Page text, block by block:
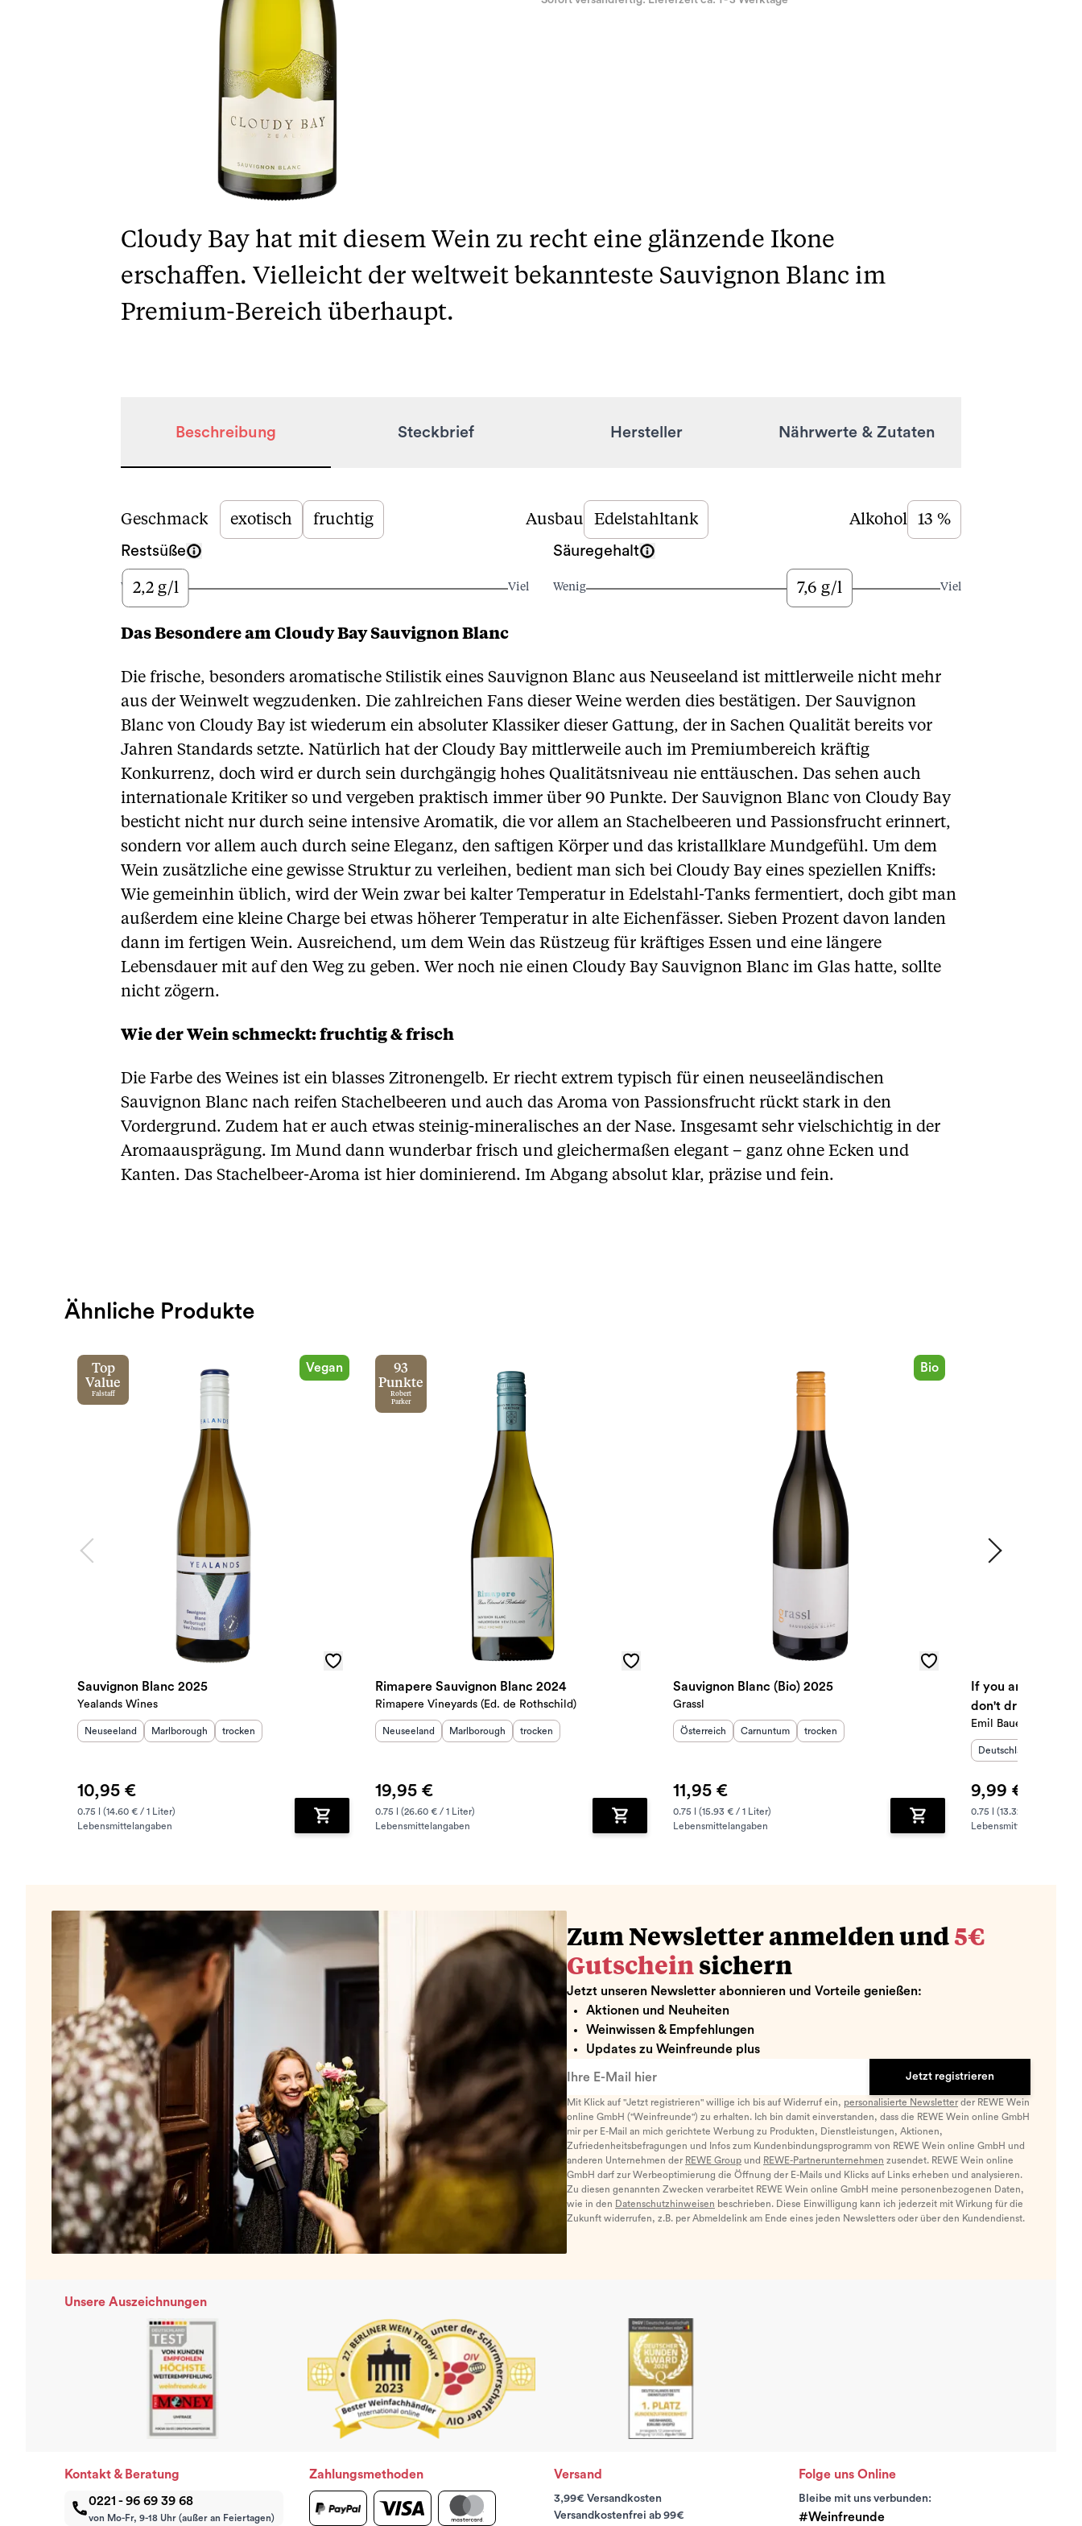
Cloudy Bay hat mit diesem Wein zu recht eine glänzende Ikone
erschaffen. Vielleicht der weltweit bekannteste Sauvignon Blanc im
Premium-Bereich überhaupt.
Beschreibung Steckbrief Hersteller Nährwerte & Zutaten
Beschreibung
Geschmack exotisch fruchtig Ausbau Edelstahltank Alkohol
13 %
Restsüße
Wenig
2,2 g/l Viel
Säuregehalt
Wenig 7,6 g/l Viel
Das Besondere am Cloudy Bay Sauvignon Blanc
Die frische, besonders aromatische Stilistik eines Sauvignon Blanc aus Neuseeland ist mittlerweile nicht mehr
aus der Weinwelt wegzudenken. Die zahlreichen Fans dieser Weine werden dies bestätigen. Der Sauvignon
Blanc von Cloudy Bay ist wiederum ein absoluter Klassiker dieser Gattung, der in Sachen Qualität bereits vor
Jahren Standards setzte. Natürlich hat der Cloudy Bay mittlerweile auch im Premiumbereich kräftig
Konkurrenz, doch wird er durch sein durchgängig hohes Qualitätsniveau nie enttäuschen. Das sehen auch
internationale Kritiker so und vergeben praktisch immer über 90 Punkte. Der Sauvignon Blanc von Cloudy Bay
besticht nicht nur durch seine intensive Aromatik, die vor allem an Stachelbeeren und Passionsfrucht erinnert,
sondern vor allem auch durch seine Eleganz, den saftigen Körper und das kristallklare Mundgefühl. Um dem
Wein zusätzliche eine gewisse Struktur zu verleihen, bedient man sich bei Cloudy Bay eines speziellen Kniffs:
Wie gemeinhin üblich, wird der Wein zwar bei kalter Temperatur in Edelstahl-Tanks fermentiert, doch gibt man
außerdem eine kleine Charge bei etwas höherer Temperatur in alte Eichenfässer. Sieben Prozent davon landen
dann im fertigen Wein. Ausreichend, um dem Wein das Rüstzeug für kräftiges Essen und eine längere
Lebensdauer mit auf den Weg zu geben. Wer noch nie einen Cloudy Bay Sauvignon Blanc im Glas hatte, sollte
nicht zögern.
Wie der Wein schmeckt: fruchtig & frisch
Die Farbe des Weines ist ein blasses Zitronengelb. Er riecht extrem typisch für einen neuseeländischen
Sauvignon Blanc nach reifen Stachelbeeren und auch das Aroma von Passionsfrucht rückt stark in den
Vordergrund. Zudem hat er auch etwas steinig-mineralisches an der Nase. Insgesamt sehr vielschichtig in der
Aromaausprägung. Im Mund dann wunderbar frisch und gleichermaßen elegant – ganz ohne Ecken und
Kanten. Das Stachelbeer-Aroma ist hier dominierend. Im Abgang absolut klar, präzise und fein.
Ähnliche Produkte
Top
Value
Falstaff
Vegan
Sauvignon Blanc 2025
Yealands Wines
Herkunftsland
Neuseeland Herkunftsregion :
Marlborough Geschmack
trocken
10,95 €
0.75 l (14.60 € / 1 Liter)
Lebensmittelangaben
Zum Warenkorb hinzufügen
93
Punkte
Robert
Parker
Rimapere Sauvignon Blanc 2024
Rimapere Vineyards (Ed. de Rothschild)
Herkunftsland
Neuseeland Herkunftsregion :
Marlborough Geschmack
trocken
19,95 €
0.75 l (26.60 € / 1 Liter)
Lebensmittelangaben
Zum Warenkorb hinzufügen
Bio
Sauvignon Blanc (Bio) 2025
Grassl
Herkunftsland :
Österreich Herkunftsregion:
Carnuntum Geschmack
trocken
11,95 €
0.75 l (15.93 € / 1 Liter)
Lebensmittelangaben
Zum Warenkorb hinzufügen
If you are racist,
don't drink my
Emil Bauer
Herkunftsland
Deutschland
9,99 €
0.75 l (13.32 € / 1 Liter)
Lebensmittelangaben
Zum Newsletter anmelden und 5€
Gutschein sichern
Jetzt unseren Newsletter abonnieren und Vorteile genießen:
Aktionen und Neuheiten
Weinwissen & Empfehlungen
Updates zu Weinfreunde plus
Jetzt registrieren
Mit Klick auf "Jetzt registrieren" willige ich bis auf Widerruf ein, personalisierte Newsletterder REWE Wein
online GmbH ("Weinfreunde") zu erhalten. Ich bin damit einverstanden, dass die REWE Wein online GmbH
mir per E-Mail an mich gerichtete Werbung zu Produkten, Dienstleistungen, Aktionen,
Zufriedenheitsbefragungen und Infos zum Kundenbindungsprogramm von REWE Wein online GmbH und
anderen Unternehmen der REWE Group und REWE-Partnerunternehmen zusendet. REWE Wein online
GmbH darf zur Werbeoptimierung die Öffnung der E-Mails und Klicks auf Links erheben und analysieren.
Zu diesen genannten Zwecken verarbeitet REWE Wein online GmbH meine personenbezogenen Daten,
wie in den Datenschutzhinweisen beschrieben. Diese Einwilligung kann ich jederzeit mit Wirkung für die
Zukunft widerrufen, z.B. per Abmeldelink am Ende eines jeden Newsletters oder über den Kundendienst.
Unsere Auszeichnungen
Kontakt & Beratung
0221 - 96 69 39 68
von Mo-Fr, 9-18 Uhr (außer an Feiertagen)
Zahlungsmethoden Versand
3,99€ Versandkosten
Versandkostenfrei ab 99€
Folge uns Online
Bleibe mit uns verbunden:
#Weinfreunde